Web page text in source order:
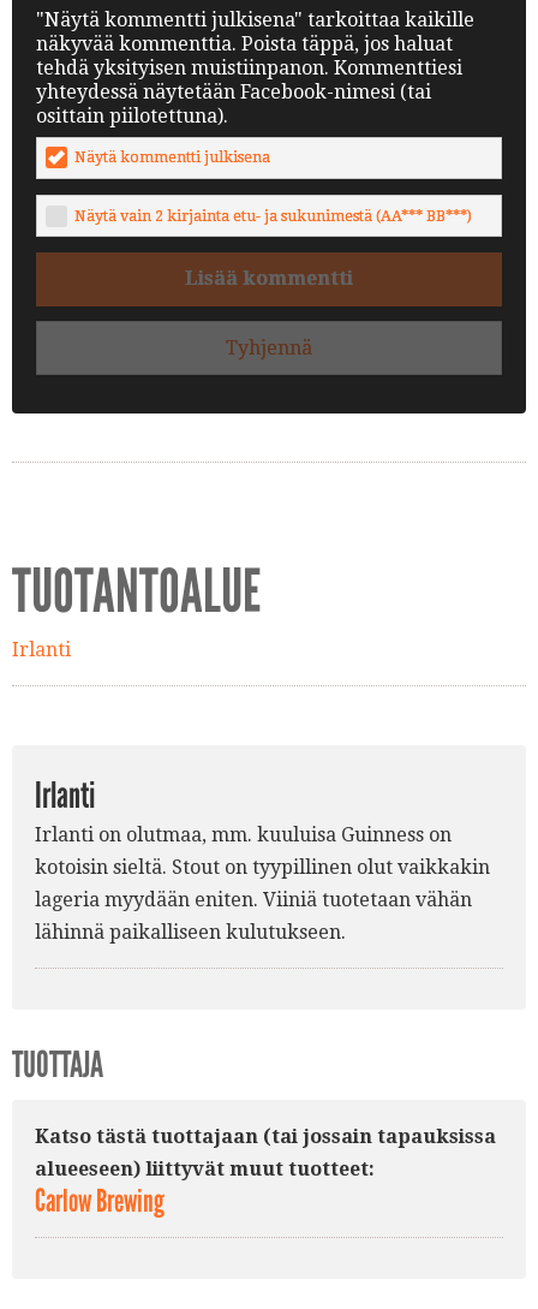
"Näytä kommentti julkisena" tarkoittaa kaikille
näkyvää kommenttia. Poista täppä, jos haluat
tehdä yksityisen muistiinpanon. Kommenttiesi
yhteydessä näytetään Facebook-nimesi (tai
osittain piilotettuna).
Näytä kommentti julkisena
Näytä vain 2 kirjainta etu- ja sukunimestä (AA*** BB***)
Lisää kommentti
Tyhjennä
TUOTANTOALUE
Irlanti
Irlanti
Irlanti on olutmaa, mm. kuuluisa Guinness on
kotoisin sieltä. Stout on tyypillinen olut vaikkakin
lageria myydään eniten. Viiniä tuotetaan vähän
lähinnä paikalliseen kulutukseen.
TUOTTAJA
Katso tästä tuottajaan (tai jossain tapauksissa
alueeseen) liittyvät muut tuotteet:
Carlow Brewing